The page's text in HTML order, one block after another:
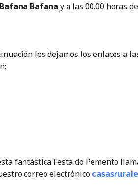
Bafana Bafana y a las 00.00 horas
les dejamos los enlaces a
fantástica Festa do Pemento
correo electrónico